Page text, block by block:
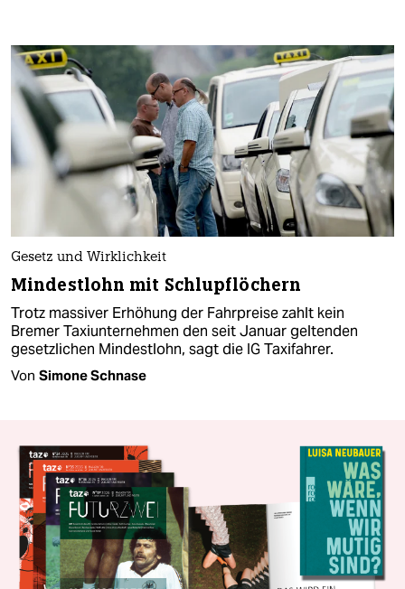
Gesetz und Wirklichkeit
Mindestlohn mit Schlupflöchern
Trotz massiver Erhöhung der Fahrpreise zahlt kein
Bremer Taxiunternehmen den seit Januar geltenden
gesetzlichen Mindestlohn, sagt die IG Taxifahrer.
Von Simone Schnase